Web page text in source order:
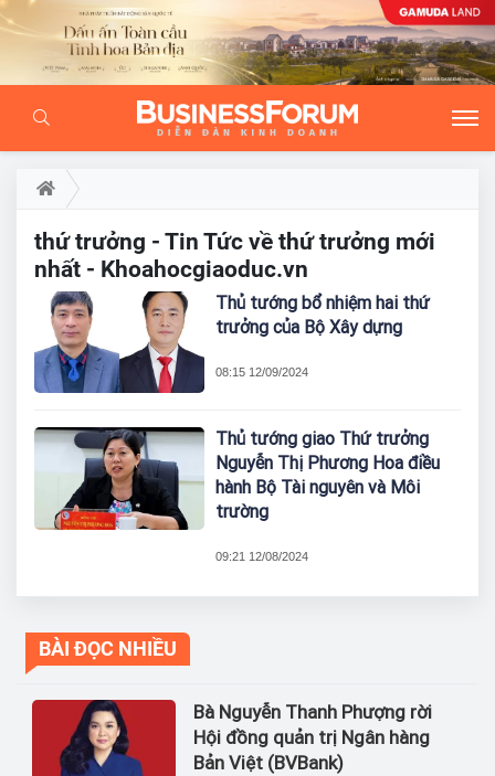
thứ trưởng - Tin Tức về thứ trưởng mới
nhất - Khoahocgiaoduc.vn
Thủ tướng bổ nhiệm hai thứ
trưởng của Bộ Xây dựng
08:15 12/09/2024
Thủ tướng giao Thứ trưởng
Nguyễn Thị Phương Hoa điều
hành Bộ Tài nguyên và Môi
trường
09:21 12/08/2024
BÀI ĐỌC NHIỀU
Bà Nguyễn Thanh Phượng rời
Hội đồng quản trị Ngân hàng
Bản Việt (BVBank)